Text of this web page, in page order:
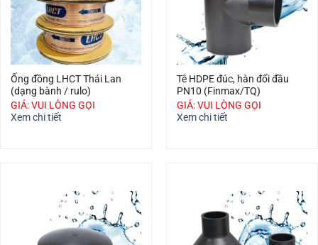
Ống đồng LHCT Thái Lan
(dạng bành / rulo)
GIÁ: VUI LÒNG GỌI
Xem chi tiết
Tê HDPE đúc, hàn đối đầu
PN10 (Finmax/TQ)
GIÁ: VUI LÒNG GỌI
Xem chi tiết